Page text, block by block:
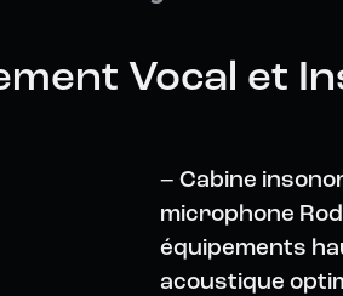
Vocal et
– Cabine
microphone
équipements
acoustique